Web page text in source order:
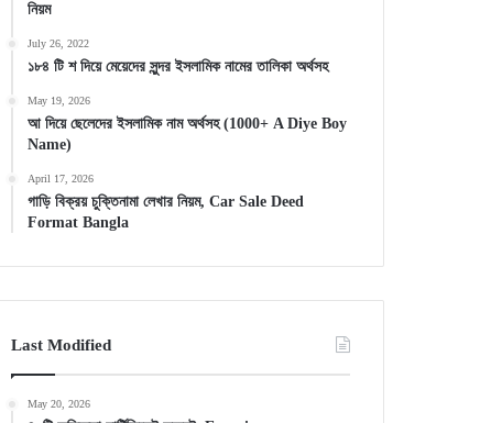
নিয়ম
July 26, 2022
১৮৪ টি শ দিয়ে মেয়েদের সুন্দর ইসলামিক নামের তালিকা অর্থসহ
May 19, 2026
আ দিয়ে ছেলেদের ইসলামিক নাম অর্থসহ (1000+ A Diye Boy
Name)
April 17, 2026
গাড়ি বিক্রয় চুক্তিনামা লেখার নিয়ম, Car Sale Deed
Format Bangla
Last Modified
May 20, 2026